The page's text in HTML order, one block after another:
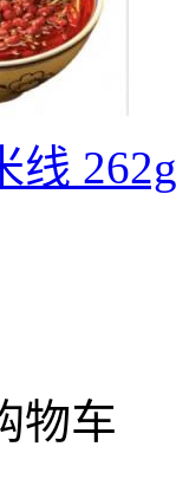
线 262g
物车